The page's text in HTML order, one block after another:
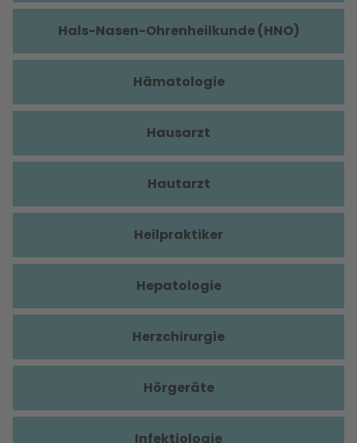
Hals-Nasen-Ohrenheilkunde (HNO)
Hämatologie
Hausarzt
Hautarzt
Heilpraktiker
Hepatologie
Herzchirurgie
Hörgeräte
Infektiologie